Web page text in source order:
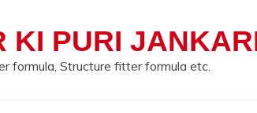
KI PURI
formula, Structure fitter formula etc.